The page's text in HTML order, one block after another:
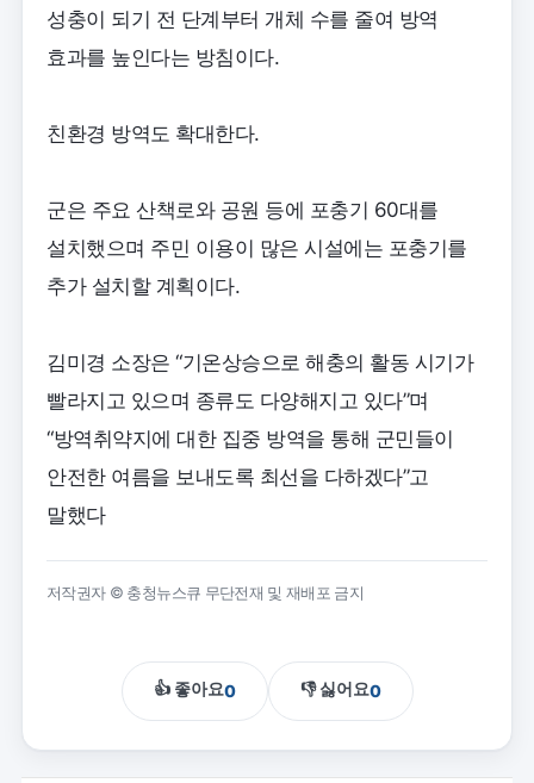
성충이 되기 전 단계부터 개체 수를 줄여 방역
효과를 높인다는 방침이다.
친환경 방역도 확대한다.
군은 주요 산책로와 공원 등에 포충기 60대를
설치했으며 주민 이용이 많은 시설에는 포충기를
추가 설치할 계획이다.
김미경 소장은 “기온상승으로 해충의 활동 시기가
빨라지고 있으며 종류도 다양해지고 있다”며
“방역취약지에 대한 집중 방역을 통해 군민들이
안전한 여름을 보내도록 최선을 다하겠다”고
말했다
저작권자 © 충청뉴스큐 무단전재 및 재배포 금지
👍 좋아요0 👎 싫어요0